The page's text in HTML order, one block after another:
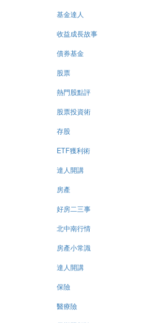
基金達人
收益成長故事
債券基金
股票
熱門股點評
股票投資術
存股
ETF獲利術
達人開講
房產
好房二三事
北中南行情
房產小常識
達人開講
保險
醫療險